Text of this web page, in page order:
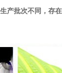
产批次不同，存